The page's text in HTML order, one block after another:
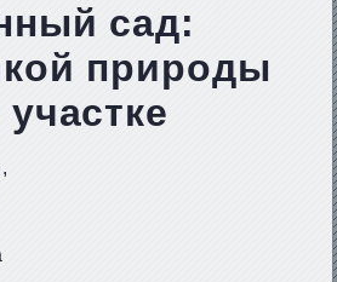
сад:
природы